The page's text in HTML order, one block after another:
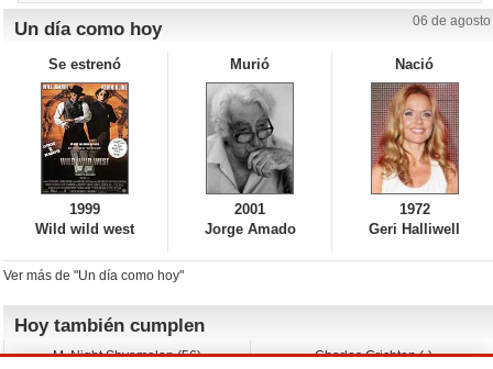
Un día como hoy 06 de agosto
Se estrenó
1999
Wild wild west
Murió
2001
Jorge Amado
Nació
1972
Geri Halliwell
Ver más de "Un día como hoy"
Hoy también cumplen
M. Night Shyamalan (56)
Charles Crichton (-)